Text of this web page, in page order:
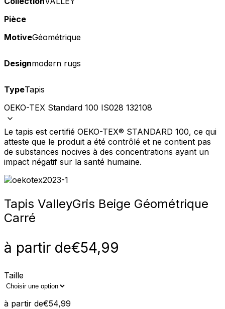
Pièce
MotiveGéométrique
Designmodern rugs
TypeTapis
OEKO-TEX Standard 100 IS028 132108
Le tapis est certifié OEKO-TEX® STANDARD 100, ce qui
atteste que le produit a été contrôlé et ne contient pas
de substances nocives à des concentrations ayant un
impact négatif sur la santé humaine.
Tapis ValleyGris Beige Géométrique
Carré
à partir de€54,99
Taille
à partir de€54,99